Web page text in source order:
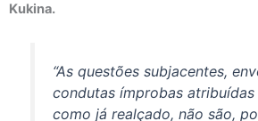
Kukina.
“As questões subjacentes,
condutas ímprobas atribuídas
como já realçado, não são,